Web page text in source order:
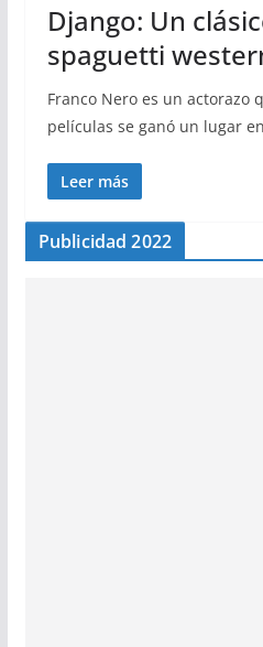
Django: Un
spaguetti
Franco Nero es un actorazo
películas se ganó un lugar
Leer más
Publicidad 2022